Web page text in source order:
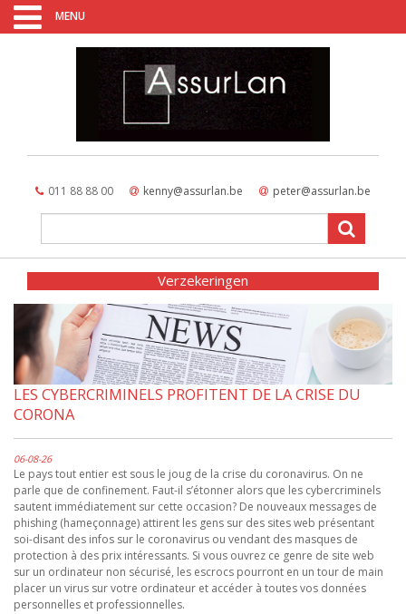
MENU
011 88 88 00 kenny@assurlan.be peter@assurlan.be
Verzekeringen
LES CYBERCRIMINELS PROFITENT DE LA CRISE DU
CORONA
06-08-26
Le pays tout entier est sous le joug de la crise du coronavirus. On ne
parle que de confinement. Faut-il s’étonner alors que les cybercriminels
sautent immédiatement sur cette occasion? De nouveaux messages de
phishing (hameçonnage) attirent les gens sur des sites web présentant
soi-disant des infos sur le coronavirus ou vendant des masques de
protection à des prix intéressants. Si vous ouvrez ce genre de site web
sur un ordinateur non sécurisé, les escrocs pourront en un tour de main
placer un virus sur votre ordinateur et accéder à toutes vos données
personnelles et professionnelles.